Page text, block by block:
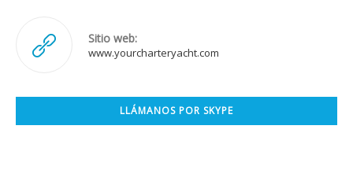
Sitio web:
www.yourcharteryacht.com
LLÁMANOS POR SKYPE